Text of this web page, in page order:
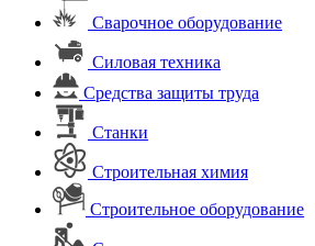
Сварочное оборудование
Силовая техника
Средства защиты труда
Станки
Строительная химия
Строительное оборудование